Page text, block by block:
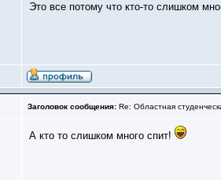
Это все потому что кто-то слишком
Заголовок сообщения: Re: Областная
А кто то слишком много спит!